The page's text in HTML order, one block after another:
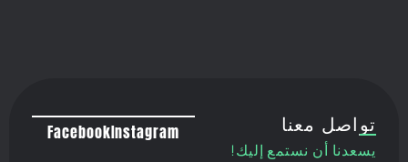
تواصل معنا
يسعدنا أن نستمع إليك!
Instagram
Facebook